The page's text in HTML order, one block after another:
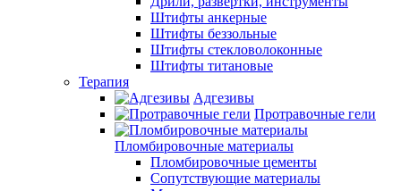
Штифты анкерные
Штифты беззольные
Штифты стекловолоконные
Штифты титановые
Терапия
Адгезивы
Протравочные гели
Пломбировочные материалы
Пломбировочные цементы
Сопутствующие материалы